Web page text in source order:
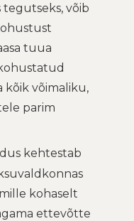
tegutseks, võib
tuua
kõik võimaliku,
parim
kehtestab
kohaselt
ettevõtte